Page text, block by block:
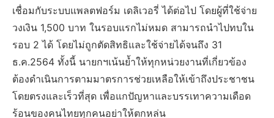
เชื่อมกับระบบแพลตฟอร์ม เดลิเวอรี่ ได้ต่อไป โดยผู้ที่ใช้จ่าย
วงเงิน 1,500 บาท ในรอบแรกไม่หมด สามารถนำไปทบใน
รอบ 2 ได้ โดยไม่ถูกตัดสิทธิและใช้จ่ายได้จนถึง 31
ธ.ค.2564 ทั้งนี้ นายกฯเน้นย้ำให้ทุกหน่วยงานที่เกี่ยวข้อง
ต้องดำเนินการตามมาตรการช่วยเหลือให้เข้าถึงประชาชน
โดยตรงและเร็วที่สุด เพื่อแกปัญหาและบรรเทาความเดือด
ร้อนของคนไทยทุกคนอย่าให้ตกหล่น